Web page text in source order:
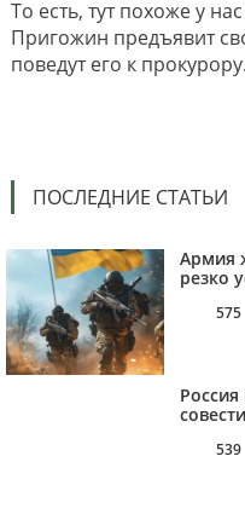
То есть, тут похоже у
Пригожин предъявит
поведут его к
ПОСЛЕДНИЕ СТАТЬИ
Армия
резко
575
539